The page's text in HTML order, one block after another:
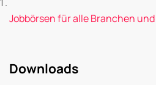
Jobbörsen für alle Branchen
Downloads